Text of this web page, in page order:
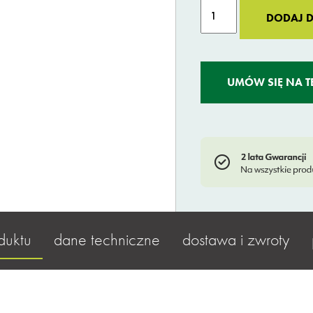
Original
Bullitt
Harry
DODAJ
UMÓW SIĘ NA
dane techniczne dostawa i zwroty